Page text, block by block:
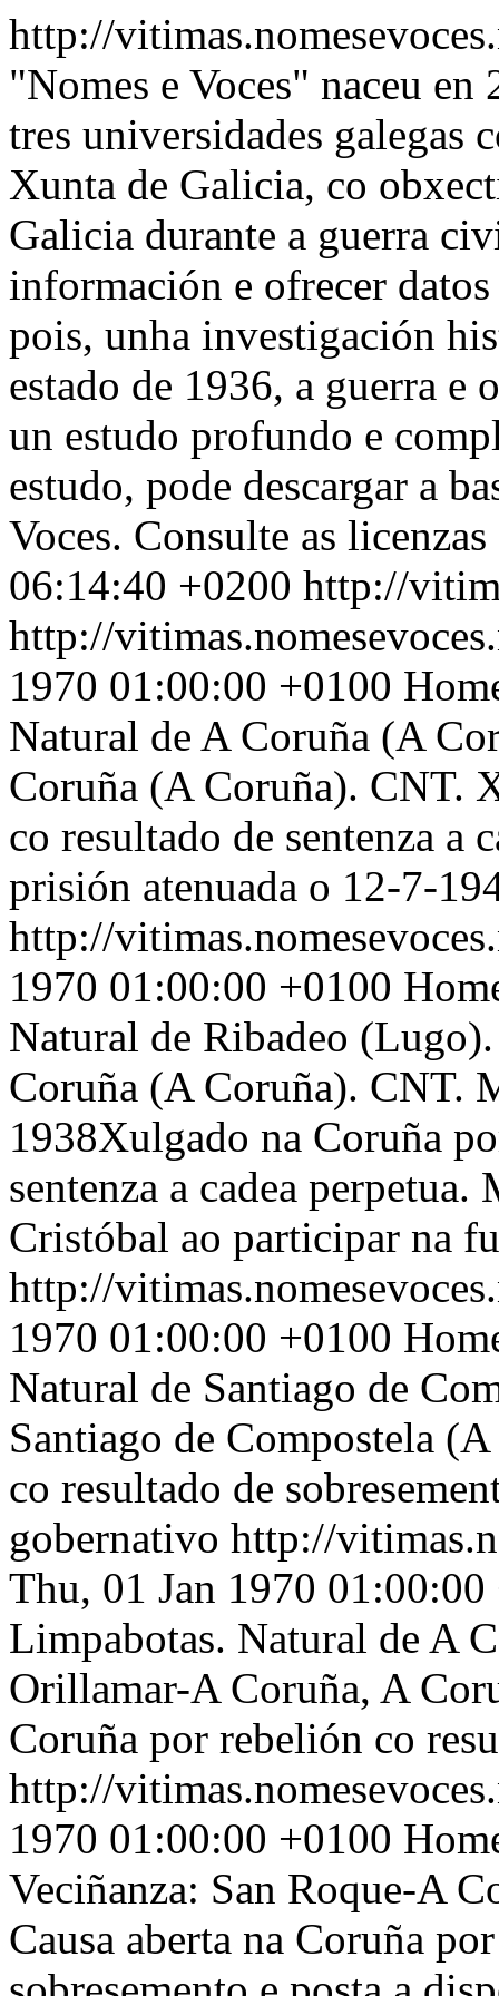
http://
"Nomes e Voces" naceu
tres universidades galegas
Xunta de Galicia, co
Galicia durante a guerra
información e ofrecer
pois, unha investigación
estado de 1936, a guerra e
un estudo profundo e
estudo, pode descargar a
Voces. Consulte as licenzas
06:14:40 +0200 http://
http://
1970 01:00:00 +0100
Natural de A Coruña (A
Coruña (A Coruña). CNT.
co resultado de sentenza a
prisión atenuada o 12-7-
http://
1970 01:00:00 +0100
Natural de Ribadeo
Coruña (A Coruña). CNT.
1938Xulgado na Coruña
sentenza a cadea
Cristóbal ao participar na
http://
1970 01:00:00 +0100
Natural de Santiago de
Santiago de Compostela
co resultado de
gobernativo http://
Thu, 01 Jan 1970 01:00:00
Limpabotas. Natural de A
Orillamar-A Coruña, A
Coruña por rebelión co
http://
1970 01:00:00 +0100
Veciñanza: San Roque-A
Causa aberta na Coruña